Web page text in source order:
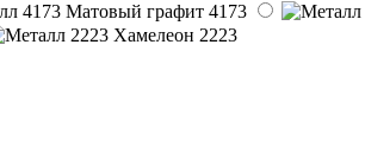
4173
2223